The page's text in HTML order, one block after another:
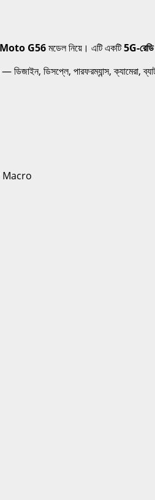
Moto G56মডেল নিয়ে। এটি একটি5G-রেডি
ডিসপ্লে, পারফরম্যান্স, ক্যামেরা,
Macro